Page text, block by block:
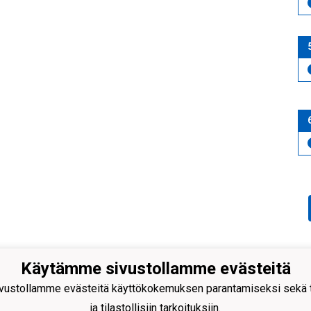
Kehitys ry
231
Käytämme sivustollamme evästeitä
evästeitä käyttökokemuksen parantamiseksi
ja tilastollisiin tarkoituksiin.